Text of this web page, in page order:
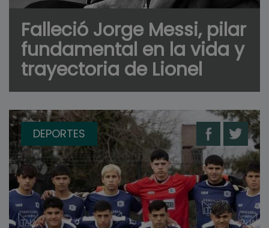
Falleció Jorge Messi, pilar
fundamental en la vida y
trayectoria de Lionel
DEPORTES